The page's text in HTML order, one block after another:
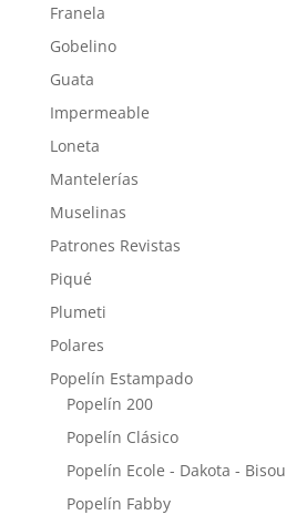
Franela
Gobelino
Guata
Impermeable
Loneta
Mantelerías
Muselinas
Patrones Revistas
Piqué
Plumeti
Polares
Popelín Estampado
Popelín 200
Popelín Clásico
Popelín Ecole - Dakota - Bisou
Popelín Fabby